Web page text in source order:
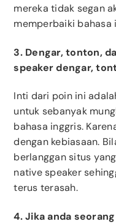
mereka tidak segan
memperbaiki bahasa
3. Dengar, tonton,
speaker dengar,
Inti dari poin ini
untuk sebanyak
bahasa inggris.
dengan kebiasaan.
berlanggan situs
native speaker
terus terasah.
4. Jika anda